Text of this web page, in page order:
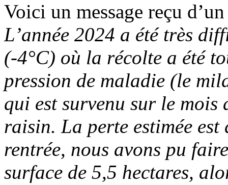
Voici un message reçu
L’année 2024 a été très
(-4°C) où la récolte a été
pression de maladie (le
qui est survenu sur le
raisin. La perte estimée
rentrée, nous avons pu
surface de 5,5 hectares,